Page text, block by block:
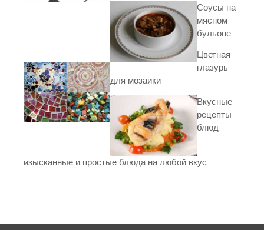
Соусы на
мясном
бульоне
Цветная
глазурь
для мозаики
Вкусные
рецепты
блюд –
изысканные и простые блюда на любой вкус